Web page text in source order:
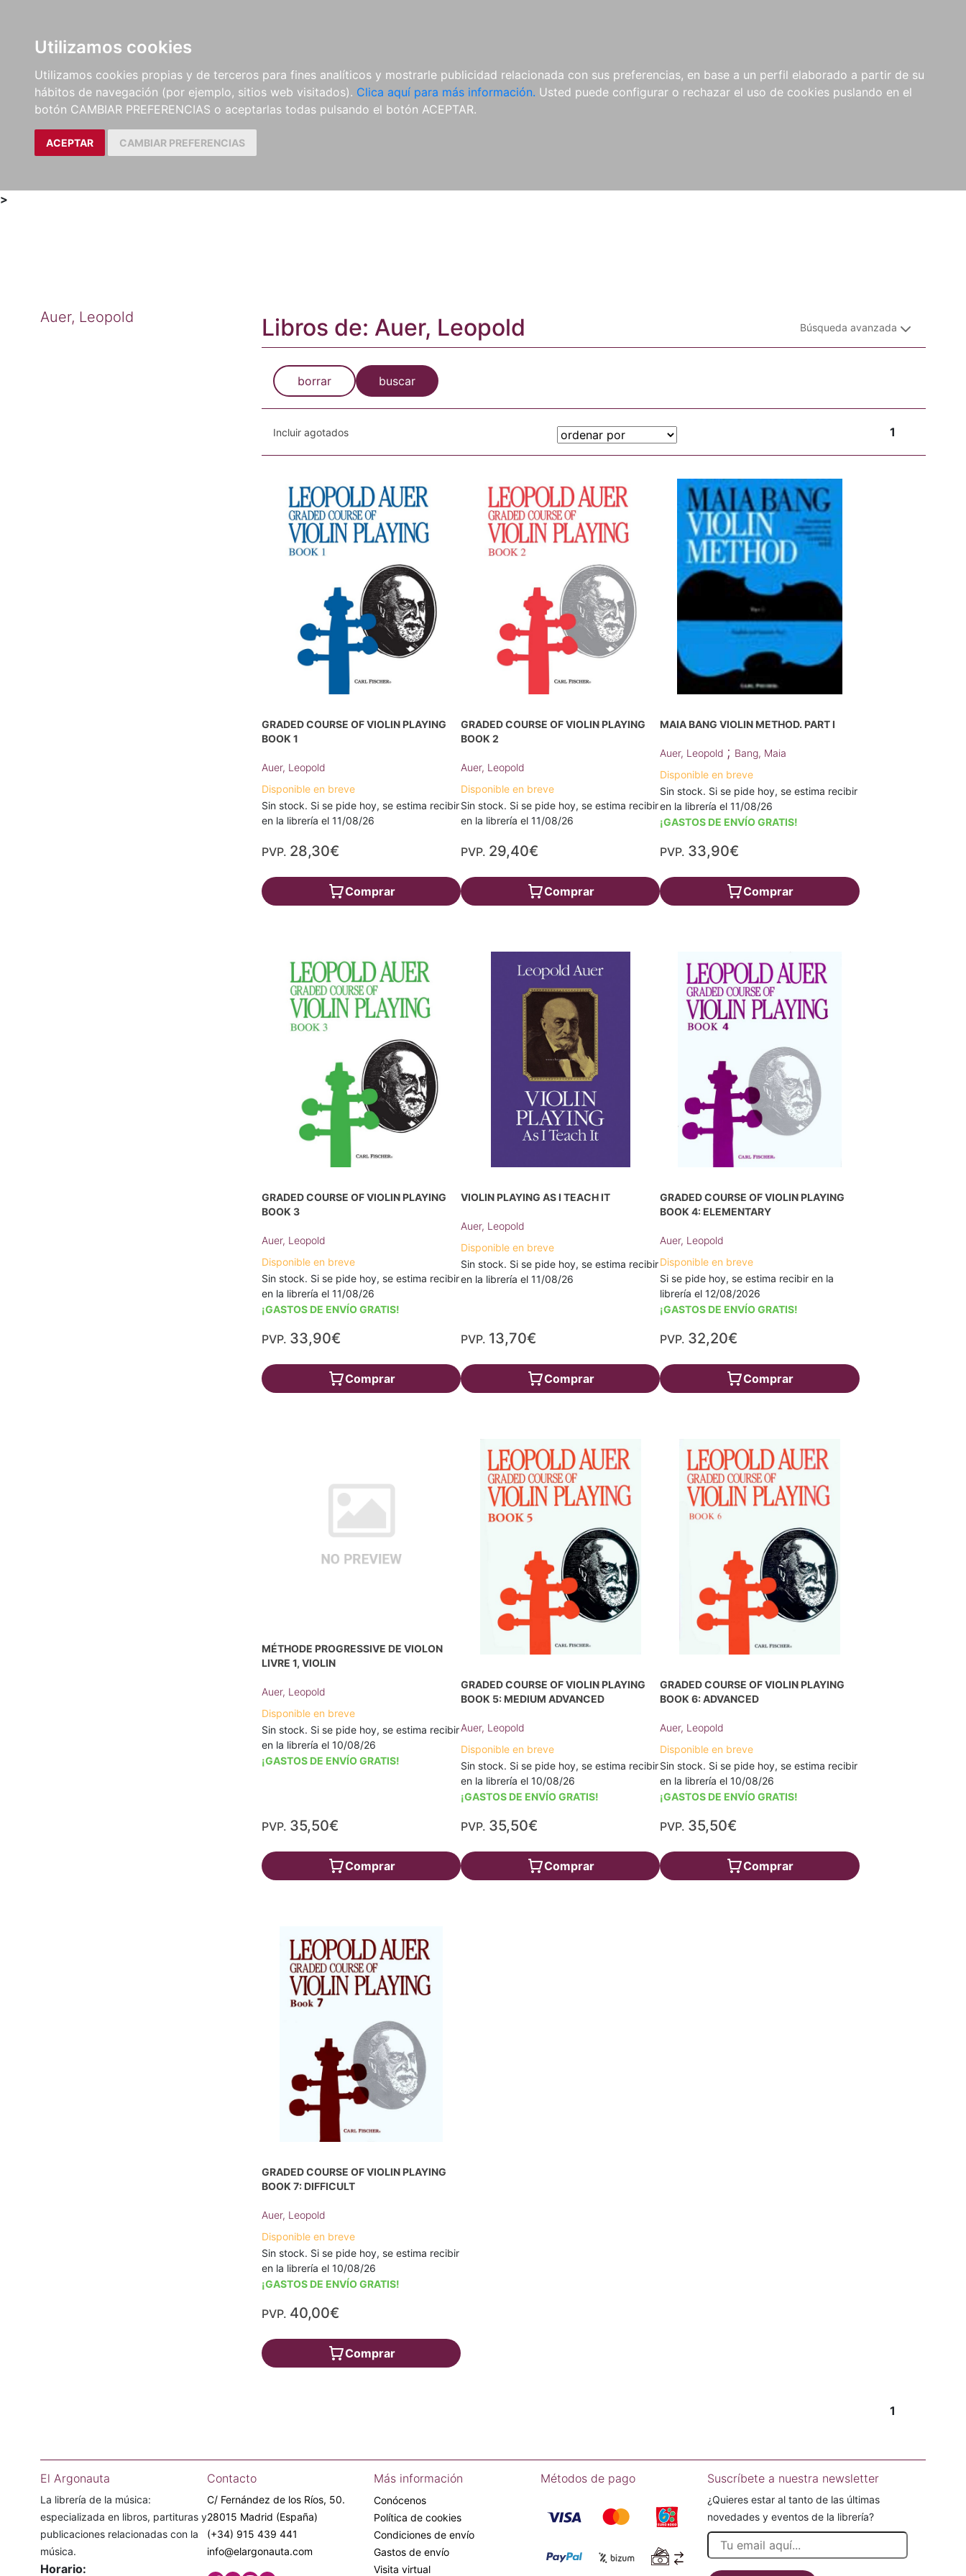
Utilizamos cookies
Utilizamos cookies propias y de terceros para fines analíticos y mostrarle publicidad relacionada con sus preferencias, en base a un perfil elaborado a partir de su
hábitos de navegación (por ejemplo, sitios web visitados). Clica aquí para más información. Usted puede configurar o rechazar el uso de cookies puslando en el
botón CAMBIAR PREFERENCIAS o aceptarlas todas pulsando el botón ACEPTAR.
ACEPTAR CAMBIAR PREFERENCIAS
LIBROS
MÉTODOS Y
EJERCICIOS
PARTITURAS Y EDICIONES
CRÍTICAS
REVISTAS
CDS Y
DVDS
MATERIAL
COMPLEMENTARIO
NOVEDADES NOTICIAS
COMPRAS
INSTITUCIONALES
>
Auer, Leopold Libros de: Auer, Leopold Búsqueda avanzada
borrar buscar
Incluir agotados 1
GRADED COURSE OF VIOLIN PLAYING
BOOK 1
Auer, Leopold
Disponible en breve
Sin stock. Si se pide hoy, se estima recibir
en la librería el 11/08/26
PVP. 28,30€
Comprar
GRADED COURSE OF VIOLIN PLAYING
BOOK 2
Auer, Leopold
Disponible en breve
Sin stock. Si se pide hoy, se estima recibir
en la librería el 11/08/26
PVP. 29,40€
Comprar
MAIA BANG VIOLIN METHOD. PART I
Auer, Leopold ; Bang, Maia
Disponible en breve
Sin stock. Si se pide hoy, se estima recibir
en la librería el 11/08/26
¡GASTOS DE ENVÍO GRATIS!
PVP. 33,90€
Comprar
GRADED COURSE OF VIOLIN PLAYING
BOOK 3
Auer, Leopold
Disponible en breve
Sin stock. Si se pide hoy, se estima recibir
en la librería el 11/08/26
¡GASTOS DE ENVÍO GRATIS!
PVP. 33,90€
Comprar
VIOLIN PLAYING AS I TEACH IT
Auer, Leopold
Disponible en breve
Sin stock. Si se pide hoy, se estima recibir
en la librería el 11/08/26
PVP. 13,70€
Comprar
GRADED COURSE OF VIOLIN PLAYING
BOOK 4: ELEMENTARY
Auer, Leopold
Disponible en breve
Si se pide hoy, se estima recibir en la
librería el 12/08/2026
¡GASTOS DE ENVÍO GRATIS!
PVP. 32,20€
Comprar
MÉTHODE PROGRESSIVE DE VIOLON
LIVRE 1, VIOLIN
Auer, Leopold
Disponible en breve
Sin stock. Si se pide hoy, se estima recibir
en la librería el 10/08/26
¡GASTOS DE ENVÍO GRATIS!
PVP. 35,50€
Comprar
GRADED COURSE OF VIOLIN PLAYING
BOOK 5: MEDIUM ADVANCED
Auer, Leopold
Disponible en breve
Sin stock. Si se pide hoy, se estima recibir
en la librería el 10/08/26
¡GASTOS DE ENVÍO GRATIS!
PVP. 35,50€
Comprar
GRADED COURSE OF VIOLIN PLAYING
BOOK 6: ADVANCED
Auer, Leopold
Disponible en breve
Sin stock. Si se pide hoy, se estima recibir
en la librería el 10/08/26
¡GASTOS DE ENVÍO GRATIS!
PVP. 35,50€
Comprar
GRADED COURSE OF VIOLIN PLAYING
BOOK 7: DIFFICULT
Auer, Leopold
Disponible en breve
Sin stock. Si se pide hoy, se estima recibir
en la librería el 10/08/26
¡GASTOS DE ENVÍO GRATIS!
PVP. 40,00€
Comprar
1
El Argonauta
La librería de la música:
especializada en libros, partituras y
publicaciones relacionadas con la
música.
Horario:
Contacto
C/ Fernández de los Ríos, 50.
28015 Madrid (España)
(+34) 915 439 441
info@elargonauta.com
Más información
Conócenos
Política de cookies
Condiciones de envío
Gastos de envío
Visita virtual
Métodos de pago Suscríbete a nuestra newsletter
¿Quieres estar al tanto de las últimas
novedades y eventos de la librería?